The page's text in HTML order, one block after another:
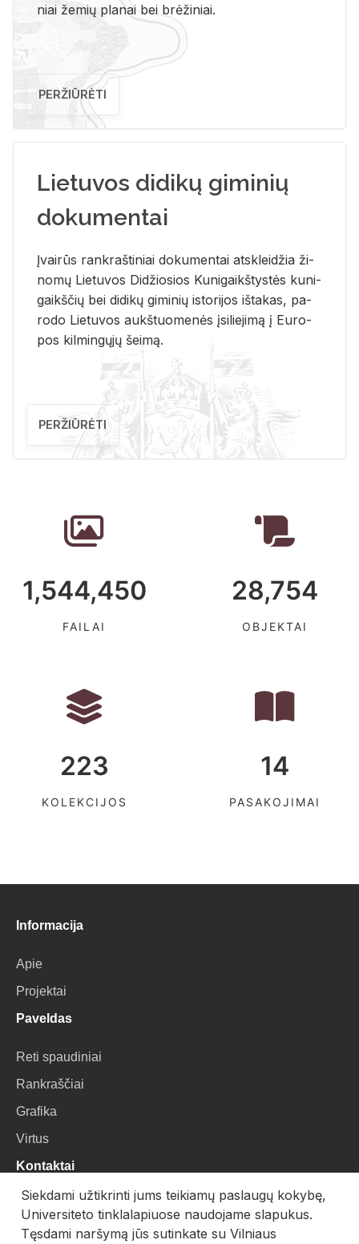
niai že­mių pla­nai bei brė­ži­niai.
PERŽIŪRĖTI
Lietuvos didikų giminių
dokumentai
Įvai­rūs rank­raš­ti­niai do­ku­men­tai at­sklei­džia ži­
no­mų Lie­tu­vos Di­džio­sios Ku­ni­gaikš­tys­tės ku­ni­
gaikš­čių bei di­di­kų gi­mi­nių is­to­ri­jos iš­ta­kas, pa­
ro­do Lie­tu­vos aukš­tuo­me­nės įsi­lie­ji­mą į Eu­ro­
pos kil­min­gų­jų šei­mą.
PERŽIŪRĖTI
1,544,450
FAILAI
28,754
OBJEKTAI
223
KOLEKCIJOS
14
PASAKOJIMAI
Informacija
Apie
Projektai
Paveldas
Reti spaudiniai
Rankraščiai
Grafika
Virtus
Kontaktai
VU Biblioteka
Universiteto g. 3, LT-01122, Vilnius
Siekdami užtikrinti jums teikiamų paslaugų kokybę,
Universiteto tinklalapiuose naudojame slapukus.
Tęsdami naršymą jūs sutinkate su Vilniaus